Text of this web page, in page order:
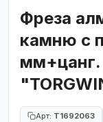
Фреза
камню с
Арт: T1692063